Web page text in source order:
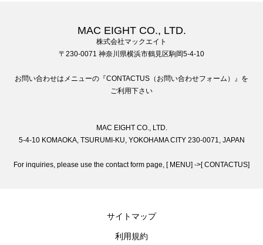
MAC EIGHT CO., LTD.
株式会社マックエイト
〒230-0071 神奈川県横浜市鶴見区駒岡5-4-10
お問い合わせはメニューの『CONTACTUS（お問い合わせフォーム）』を
ご利用下さい
MAC EIGHT CO., LTD.
5-4-10 KOMAOKA, TSURUMI-KU, YOKOHAMA CITY 230-0071, JAPAN
For inquiries, please use the contact form page, [ MENU] ->[ CONTACTUS]
サイトマップ
利用規約